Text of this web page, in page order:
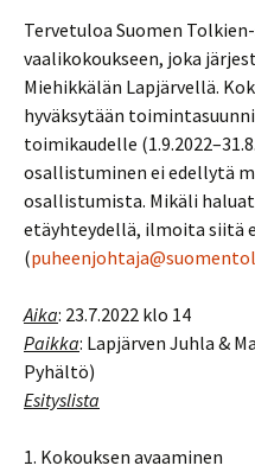
Tervetuloa Suomen
vaalikokoukseen, joka
Miehikkälän Lapjärvellä.
hyväksytään
toimikaudelle
osallistuminen ei edellytä
osallistumista. Mikäli
etäyhteydellä, ilmoita siitä
(
Aika: 23.7.2022 klo 14
Paikka: Lapjärven Juhla &
Pyhältö)
Esityslista
1. Kokouksen avaaminen